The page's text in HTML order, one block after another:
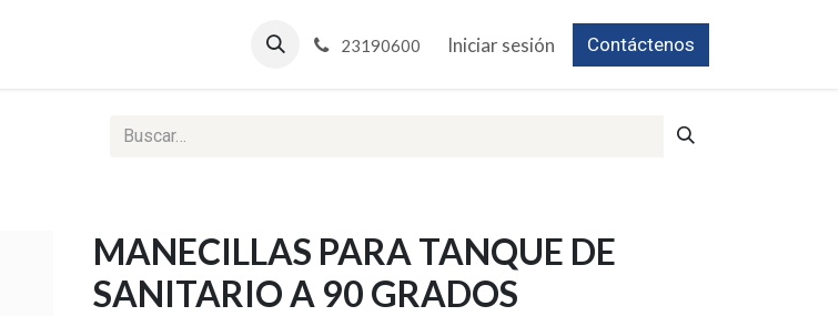
Reportes Web 23190600 Iniciar sesión Contáctenos
MANECILLAS PARA TANQUE DE
SANITARIO A 90 GRADOS